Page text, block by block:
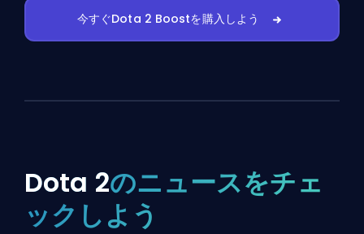
今すぐDota 2 Boostを購入しよう
Dota 2のニュースをチェ
ックしよう